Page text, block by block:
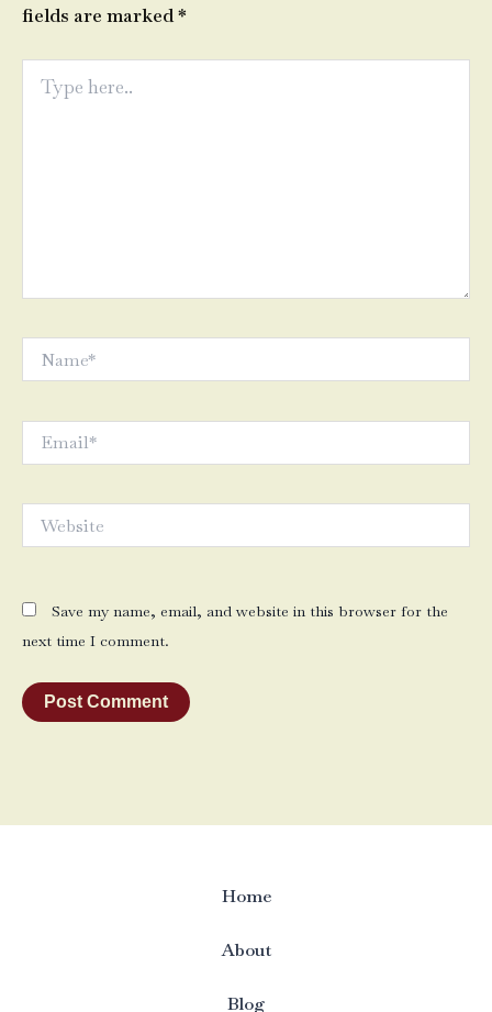
fields are marked*
here..
Save my name, email, and website in this browser for the
next time I comment.
Home
About
Blog